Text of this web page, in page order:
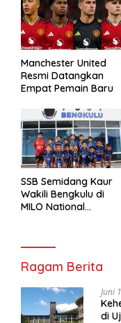
Manchester United
Resmi Datangkan
Empat Pemain Baru
SSB Semidang Kaur
Wakili Bengkulu di
MILO National
Ragam Berita
Juni
di